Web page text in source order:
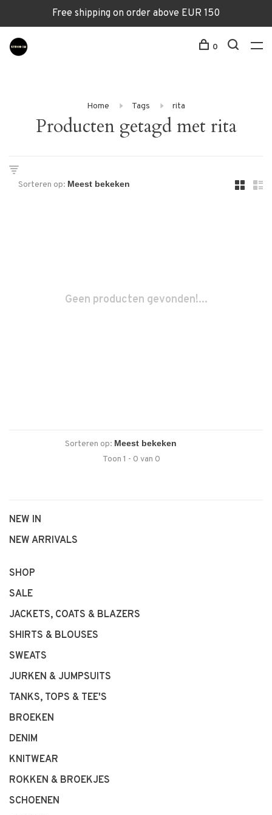
Free shipping on order above EUR 150
0
Home Tags rita
Producten getagd met rita
Sorteren op:
Geen producten gevonden!...
Sorteren op:
Toon 1 - 0 van 0
NEW IN
NEW ARRIVALS
SHOP
SALE
JACKETS, COATS & BLAZERS
SHIRTS & BLOUSES
SWEATS
JURKEN & JUMPSUITS
TANKS, TOPS & TEE'S
BROEKEN
DENIM
KNITWEAR
ROKKEN & BROEKJES
SCHOENEN